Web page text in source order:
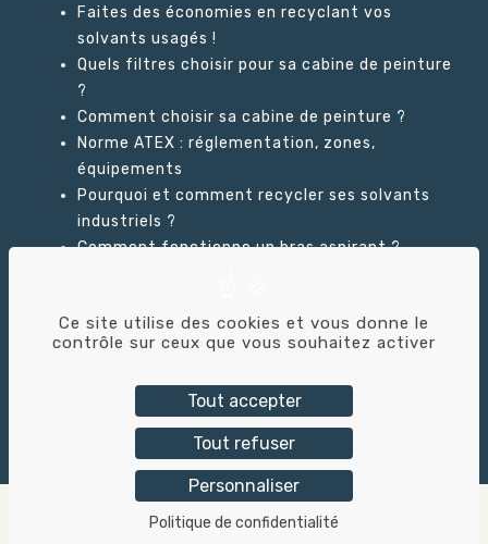
contact
Faites des économies en recyclant vos
solvants usagés !
Quels filtres choisir pour sa cabine de peinture
?
Comment choisir sa cabine de peinture ?
Norme ATEX : réglementation, zones,
équipements
Pourquoi et comment recycler ses solvants
industriels ?
Comment fonctionne un bras aspirant ?
GLOSSAIRE
Tricolor Industries © – 2026 – Création du site :
& Co
Mentions légales Politique de confidentialité
Ce site utilise des cookies et vous donne le
contrôle sur ceux que vous souhaitez activer
Tout accepter
Tout refuser
Personnaliser
Politique de confidentialité